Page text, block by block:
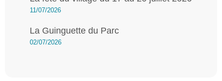
11/07/2026
La Guinguette du Parc
02/07/2026